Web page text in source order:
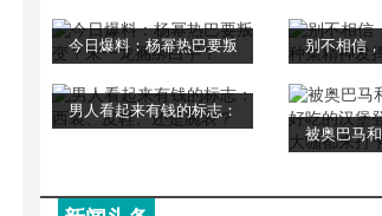
今日爆料：杨幂热巴要叛 别不相信
男人看起来有钱的标志：
被奥巴马